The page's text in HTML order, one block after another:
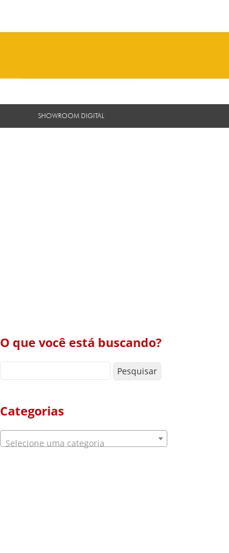
SHOWROOM DIGITAL
O que você está buscando?
Categorias
Selecione uma categoria